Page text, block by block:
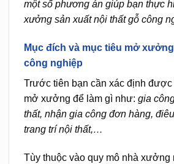
một số phương án giúp bạn thực
xưởng sản xuất nội thất gỗ công
Mục đích và mục tiêu mở
công nghiệp
Trước tiên bạn cần xác định được
mở xưởng để làm gì như: gia
thất, nhận gia công đơn hàng,
trang trí nội thất,…
Tùy thuộc vào quy mô nhà xưởng